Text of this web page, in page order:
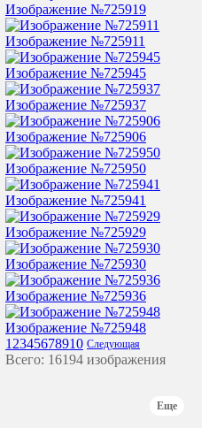
Изображение №725919
Изображение №725911
Изображение №725945
Изображение №725937
Изображение №725906
Изображение №725950
Изображение №725941
Изображение №725929
Изображение №725930
Изображение №725936
Изображение №725948
1 2345678910 Следующая
Всего: 16194 изображения
Еще